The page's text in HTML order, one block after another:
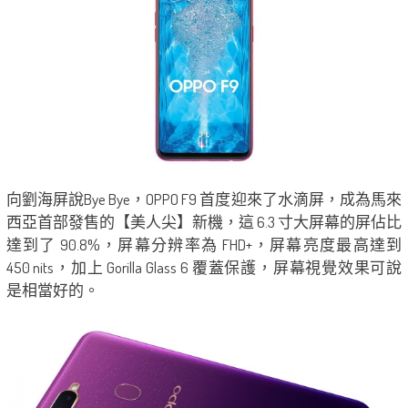
向劉海屏說Bye Bye，OPPO F9 首度迎來了水滴屏，成為馬來
西亞首部發售的【美人尖】新機，這 6.3 寸大屏幕的屏佔比
達到了 90.8%，屏幕分辨率為 FHD+，屏幕亮度最高達到
450 nits，加上 Gorilla Glass 6 覆蓋保護，屏幕視覺效果可說
是相當好的。